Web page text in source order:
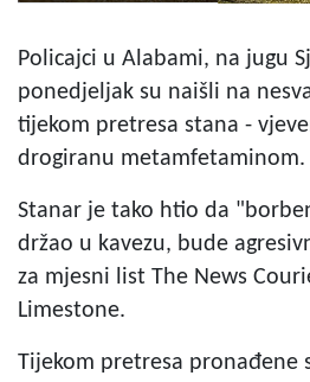
Policajci u Alabami, na jugu
ponedjeljak su naišli na
tijekom pretresa stana -
drogiranu metamfetaminom.
Stanar je tako htio da
držao u kavezu, bude
za mjesni list The News
Limestone.
Tijekom pretresa pronađene